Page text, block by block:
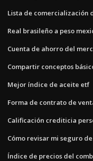
Lista de comercialización
Real brasileño a peso
Cuenta de ahorro del
Compartir conceptos
Mejor índice de aceite etf
Forma de contrato de
Calificación crediticia
Cómo revisar mi seguro
Índice de precios del